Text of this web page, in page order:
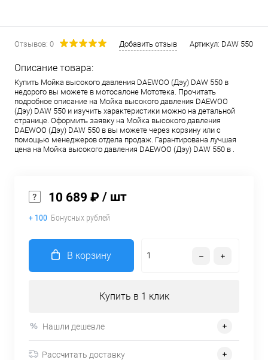
Отзывов: 0 Добавить отзыв Артикул: DAW 550
Описание товара:
Купить Мойка высокого давления DAEWOO (Дэу) DAW 550 в
недорого вы можете в мотосалоне Мототека. Прочитать
подробное описание на Мойка высокого давления DAEWOO
(Дэу) DAW 550 и изучить характеристики можно на детальной
странице. Оформить заявку на Мойка высокого давления
DAEWOO (Дэу) DAW 550 в вы можете через корзину или с
помощью менеджеров отдела продаж. Гарантирована лучшая
цена на Мойка высокого давления DAEWOO (Дэу) DAW 550 в .
10 689 ₽ / шт
+ 100 Бонусных рублей
В корзину
Купить в 1 клик
Нашли дешевле
Рассчитать доставку